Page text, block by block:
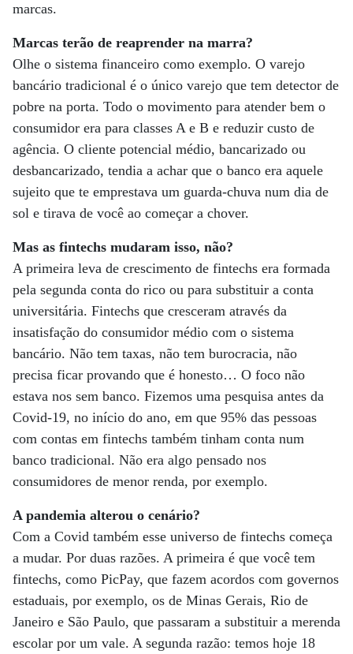
marcas.
Marcas terão de reaprender na marra?
Olhe o sistema financeiro como exemplo. O varejo
bancário tradicional é o único varejo que tem detector de
pobre na porta. Todo o movimento para atender bem o
consumidor era para classes A e B e reduzir custo de
agência. O cliente potencial médio, bancarizado ou
desbancarizado, tendia a achar que o banco era aquele
sujeito que te emprestava um guarda-chuva num dia de
sol e tirava de você ao começar a chover.
Mas as fintechs mudaram isso, não?
A primeira leva de crescimento de fintechs era formada
pela segunda conta do rico ou para substituir a conta
universitária. Fintechs que cresceram através da
insatisfação do consumidor médio com o sistema
bancário. Não tem taxas, não tem burocracia, não
precisa ficar provando que é honesto… O foco não
estava nos sem banco. Fizemos uma pesquisa antes da
Covid-19, no início do ano, em que 95% das pessoas
com contas em fintechs também tinham conta num
banco tradicional. Não era algo pensado nos
consumidores de menor renda, por exemplo.
A pandemia alterou o cenário?
Com a Covid também esse universo de fintechs começa
a mudar. Por duas razões. A primeira é que você tem
fintechs, como PicPay, que fazem acordos com governos
estaduais, por exemplo, os de Minas Gerais, Rio de
Janeiro e São Paulo, que passaram a substituir a merenda
escolar por um vale. A segunda razão: temos hoje 18